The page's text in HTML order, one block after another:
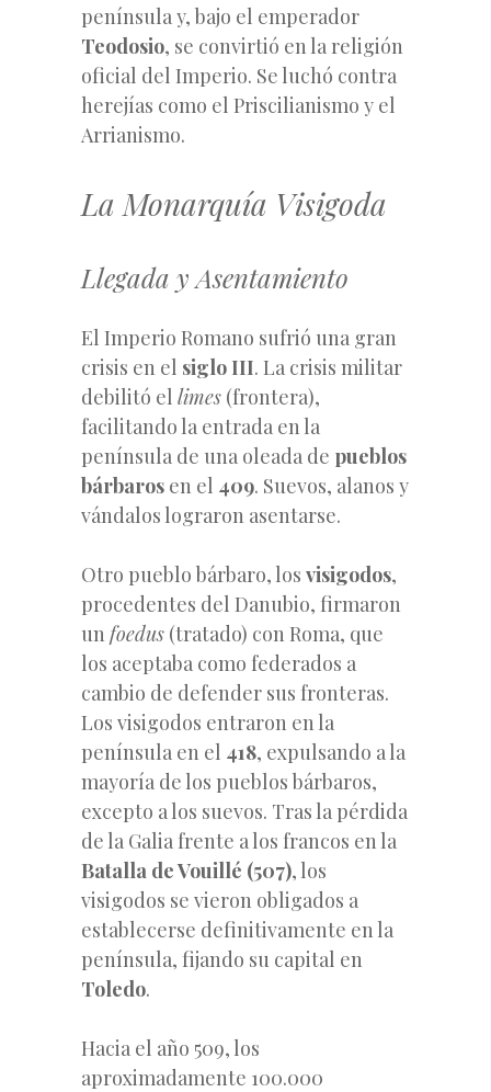
península y, bajo el emperador
Teodosio, se convirtió en la religión
oficial del Imperio. Se luchó contra
herejías como el Priscilianismo y el
Arrianismo.
La Monarquía Visigoda
Llegada y Asentamiento
El Imperio Romano sufrió una gran
crisis en el siglo III. La crisis militar
debilitó el limes (frontera),
facilitando la entrada en la
península de una oleada de pueblos
bárbaros en el 409. Suevos, alanos y
vándalos lograron asentarse.
Otro pueblo bárbaro, los visigodos,
procedentes del Danubio, firmaron
un foedus (tratado) con Roma, que
los aceptaba como federados a
cambio de defender sus fronteras.
Los visigodos entraron en la
península en el 418, expulsando a la
mayoría de los pueblos bárbaros,
excepto a los suevos. Tras la pérdida
de la Galia frente a los francos en la
Batalla de Vouillé (507), los
visigodos se vieron obligados a
establecerse definitivamente en la
península, fijando su capital en
Toledo.
Hacia el año 509, los
aproximadamente 100.000